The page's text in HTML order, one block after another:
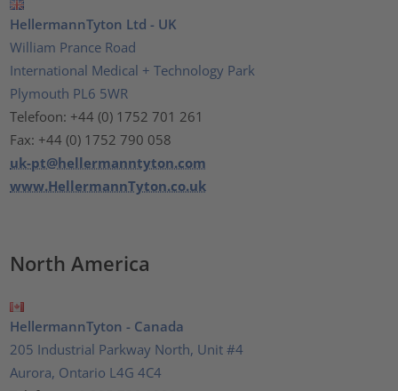
HellermannTyton Ltd - UK
William Prance Road
International Medical + Technology Park
Plymouth PL6 5WR
Telefoon: +44 (0) 1752 701 261
Fax: +44 (0) 1752 790 058
uk-pt@hellermanntyton.com
www.HellermannTyton.co.uk
North America
HellermannTyton - Canada
205 Industrial Parkway North, Unit #4
Aurora, Ontario L4G 4C4